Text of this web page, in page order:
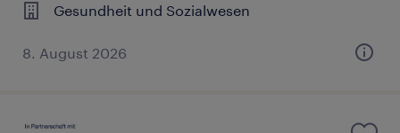
Gesundheit und Sozialwesen
8. August 2026